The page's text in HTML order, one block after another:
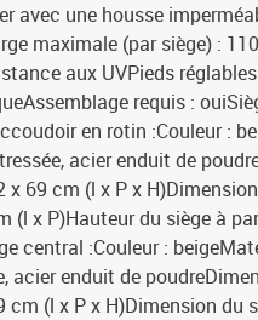
avec une housse
maximale (par siège) : 110
aux UVPieds
requis :
en rotin :Couleur :
acier enduit de
x 69 cm (l x P x
(l x P)Hauteur du siège à
central :Couleur :
acier enduit de
cm (l x P x H)Dimension du